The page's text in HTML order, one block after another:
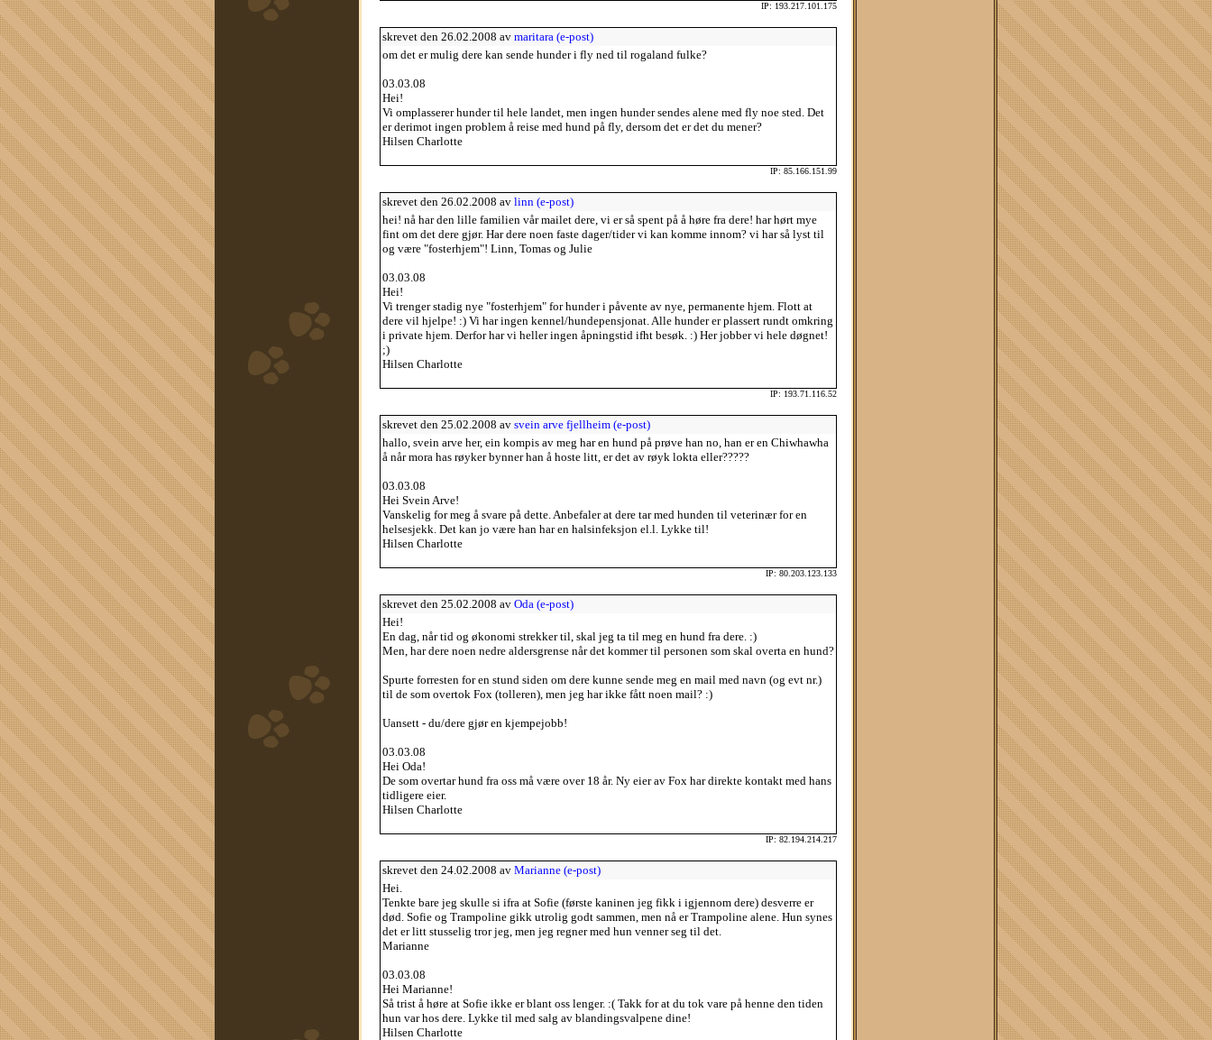
IP: 193.217.101.175
skrevet den 26.02.2008 av maritara (e-post)
om det er mulig dere kan sende hunder i fly ned til rogaland fulke?
03.03.08
Hei!
Vi omplasserer hunder til hele landet, men ingen hunder sendes alene med fly noe sted. Det
er derimot ingen problem å reise med hund på fly, dersom det er det du mener?
Hilsen Charlotte
IP: 85.166.151.99
skrevet den 26.02.2008 av linn (e-post)
hei! nå har den lille familien vår mailet dere, vi er så spent på å høre fra dere! har hørt mye
fint om det dere gjør. Har dere noen faste dager/tider vi kan komme innom? vi har så lyst til
og være "fosterhjem"! Linn, Tomas og Julie
03.03.08
Hei!
Vi trenger stadig nye "fosterhjem" for hunder i påvente av nye, permanente hjem. Flott at
dere vil hjelpe! :) Vi har ingen kennel/hundepensjonat. Alle hunder er plassert rundt omkring
i private hjem. Derfor har vi heller ingen åpningstid ifht besøk. :) Her jobber vi hele døgnet!
;)
Hilsen Charlotte
IP: 193.71.116.52
skrevet den 25.02.2008 av svein arve fjellheim (e-post)
hallo, svein arve her, ein kompis av meg har en hund på prøve han no, han er en Chiwhawha
å når mora has røyker bynner han å hoste litt, er det av røyk lokta eller?????
03.03.08
Hei Svein Arve!
Vanskelig for meg å svare på dette. Anbefaler at dere tar med hunden til veterinær for en
helsesjekk. Det kan jo være han har en halsinfeksjon el.l. Lykke til!
Hilsen Charlotte
IP: 80.203.123.133
skrevet den 25.02.2008 av Oda (e-post)
Hei!
En dag, når tid og økonomi strekker til, skal jeg ta til meg en hund fra dere. :)
Men, har dere noen nedre aldersgrense når det kommer til personen som skal overta en hund?
Spurte forresten for en stund siden om dere kunne sende meg en mail med navn (og evt nr.)
til de som overtok Fox (tolleren), men jeg har ikke fått noen mail? :)
Uansett - du/dere gjør en kjempejobb!
03.03.08
Hei Oda!
De som overtar hund fra oss må være over 18 år. Ny eier av Fox har direkte kontakt med hans
tidligere eier.
Hilsen Charlotte
IP: 82.194.214.217
skrevet den 24.02.2008 av Marianne (e-post)
Hei.
Tenkte bare jeg skulle si ifra at Sofie (første kaninen jeg fikk i igjennom dere) desverre er
død. Sofie og Trampoline gikk utrolig godt sammen, men nå er Trampoline alene. Hun synes
det er litt stusselig tror jeg, men jeg regner med hun venner seg til det.
Marianne
03.03.08
Hei Marianne!
Så trist å høre at Sofie ikke er blant oss lenger. :( Takk for at du tok vare på henne den tiden
hun var hos dere. Lykke til med salg av blandingsvalpene dine!
Hilsen Charlotte